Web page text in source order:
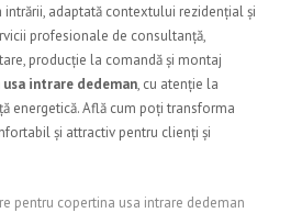
adaptată contextului rezidențial și
profesionale de consultanță,
producție la comandă și montaj
intrare dedeman, cu atenție la
energetică. Află cum poți transforma
și attractiv pentru clienți și
pentru copertina usa intrare dedeman